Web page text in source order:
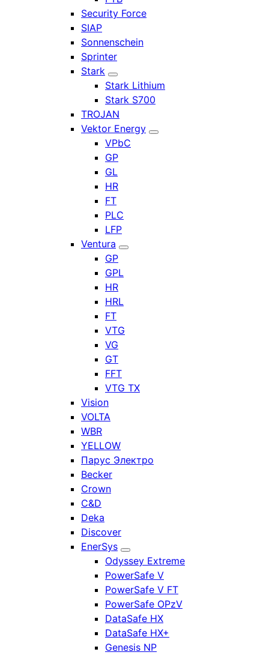
Security Force
SIAP
Sonnenschein
Sprinter
Stark
Stark Lithium
Stark S700
TROJAN
Vektor Energy
VPbC
GP
GL
HR
FT
PLC
LFP
Ventura
GP
GPL
HR
HRL
FT
VTG
VG
GT
FFT
VTG TX
Vision
VOLTA
WBR
YELLOW
Парус Электро
Becker
Crown
C&D
Deka
Discover
EnerSys
Odyssey Extreme
PowerSafe V
PowerSafe V FT
PowerSafe OPzV
DataSafe HX
DataSafe HX+
Genesis NP